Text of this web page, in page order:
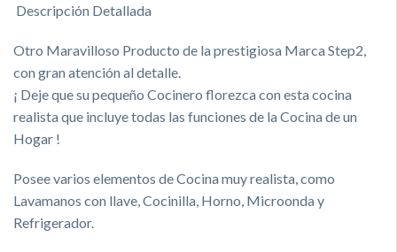
Descripción Detallada
Otro Maravilloso Producto de la prestigiosa Marca Step2,
con gran atención al detalle.
¡ Deje que su pequeño Cocinero florezca con esta cocina
realista que incluye todas las funciones de la Cocina de un
Hogar !
Posee varios elementos de Cocina muy realista, como
Lavamanos con llave, Cocinilla, Horno, Microonda y
Refrigerador.